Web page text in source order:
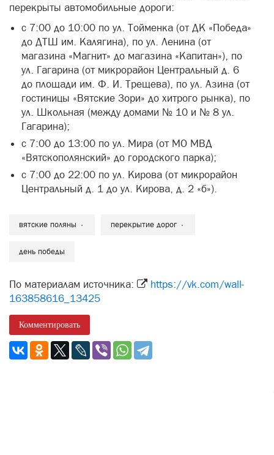
перекрыты автомобильные дороги:
с 7:00 до 10:00 по ул. Тойменка (от ДК «Победа»
до ДТШ им. Калягина), по ул. Ленина (от
магазина «Магнит» до магазина «Капитан»), по
ул. Гагарина (от микрорайон Центральный д. 6
до площади им. Ф. И. Трещева), по ул. Азина (от
гостиницы «Вятские Зори» до хитрого рынка), по
ул. Школьная (между домами № 10 и № 8 ул.
Гагарина);
с 7:00 до 13:00 по ул. Мира (от МО МВД
«Вятскополянский» до городского парка);
с 7:00 до 22:00 по ул. Кирова (от микрорайон
Центральный д. 1 до ул. Кирова, д. 2 «б»).
вятские поляны перекрытие дорог
день победы
По материалам источника:
https://vk.com/wall-
163858616_13425
Комментировать